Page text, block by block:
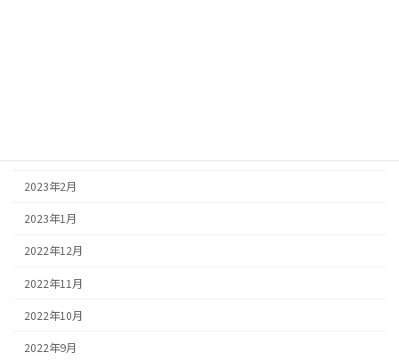
2023年2月
2023年1月
2022年12月
2022年11月
2022年10月
2022年9月